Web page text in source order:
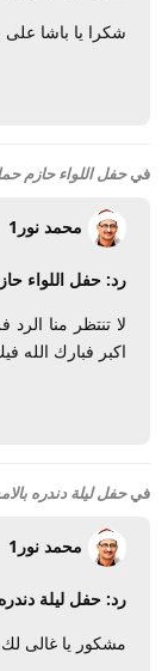
شكرا يا باشا
فيحفل اللواء حازم حمادى 2008
محمد نور1
رد: حفل اللواء حازم
لا تنتظر منا
اكبر فبارك الله
فيحفل ليلة دندره بالامس 20 5
محمد نور1
رد: حفل ليلة دندره
مشكور يا غالى